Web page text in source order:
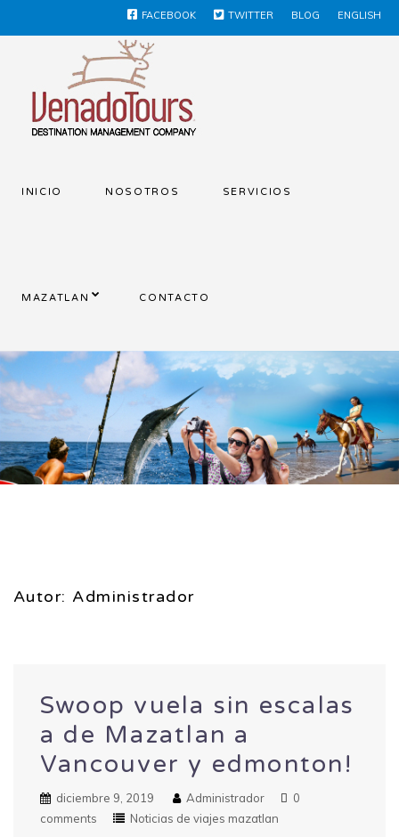
FACEBOOK TWITTER BLOG ENGLISH
INICIO NOSOTROS SERVICIOS
MAZATLAN CONTACTO
Autor: Administrador
Swoop vuela sin escalas
a de Mazatlan a
Vancouver y edmonton!
diciembre 9, 2019 Administrador
0
comments
Noticias de viajes mazatlan